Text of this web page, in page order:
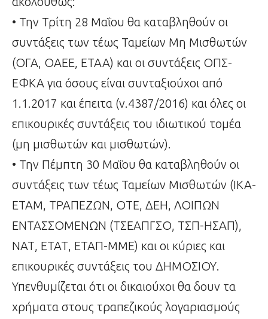
• Την Τρίτη 28 Μαΐου θα καταβληθούν οι
συντάξεις των τέως Ταμείων Μη Μισθωτών
(ΟΓΑ, ΟΑΕΕ, ΕΤΑΑ) και οι συντάξεις ΟΠΣ-
ΕΦΚΑ για όσους είναι συνταξιούχοι από
1.1.2017 και έπειτα (ν.4387/2016) και όλες οι
επικουρικές συντάξεις του ιδιωτικού τομέα
(μη μισθωτών και μισθωτών).
• Την Πέμπτη 30 Μαΐου θα καταβληθούν οι
συντάξεις των τέως Ταμείων Μισθωτών (ΙΚΑ-
ΕΤΑΜ, ΤΡΑΠΕΖΩΝ, ΟΤΕ, ΔΕΗ, ΛΟΙΠΩΝ
ΕΝΤΑΣΣΟΜΕΝΩΝ (ΤΣΕΑΠΓΣΟ, ΤΣΠ-ΗΣΑΠ),
ΝΑΤ, ΕΤΑΤ, ΕΤΑΠ-ΜΜΕ) και οι κύριες και
επικουρικές συντάξεις του ΔΗΜΟΣΙΟΥ.
Υπενθυμίζεται ότι οι δικαιούχοι θα δουν τα
χρήματα στους τραπεζικούς λογαριασμούς